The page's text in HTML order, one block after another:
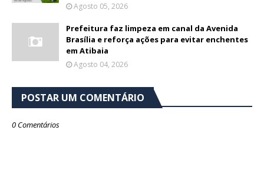
Agosto 05, 2026
Prefeitura faz limpeza em canal da Avenida
Brasília e reforça ações para evitar enchentes
em Atibaia
Agosto 04, 2026
POSTAR UM COMENTÁRIO
0 Comentários